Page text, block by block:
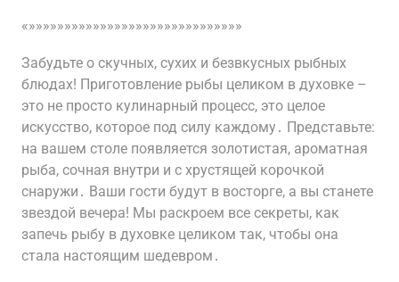
«»»»»»»»»»»»»»»»»»»»»»»»»»»»»»»
Забудьте о скучных, сухих и безвкусных рыбных
блюдах! Приготовление рыбы целиком в духовке –
это не просто кулинарный процесс, это целое
искусство, которое под силу каждому․ Представьте:
на вашем столе появляется золотистая, ароматная
рыба, сочная внутри и с хрустящей корочкой
снаружи․ Ваши гости будут в восторге, а вы станете
звездой вечера! Мы раскроем все секреты, как
запечь рыбу в духовке целиком так, чтобы она
стала настоящим шедевром․